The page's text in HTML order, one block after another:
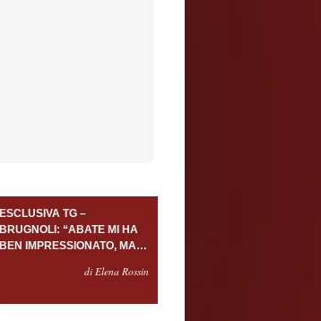
ESCLUSIVA TG –
BRUGNOLI: “ABATE MI HA
BEN IMPRESSIONATO, MA
PORTIERE SERVONOdi Elena Rossin